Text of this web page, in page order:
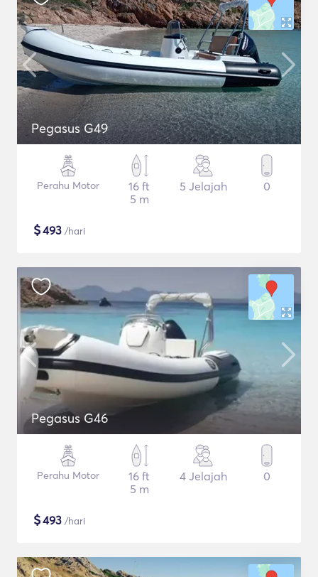
Pegasus G49
Perahu Motor
16 ft
5 m
5 Jelajah 0
$493 /hari
Pegasus G46
Perahu Motor
16 ft
5 m
4 Jelajah 0
$493 /hari